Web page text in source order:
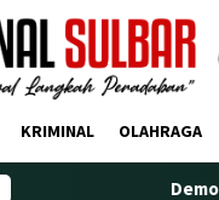
KRIMINAL OLAHRAGA
Demokrat